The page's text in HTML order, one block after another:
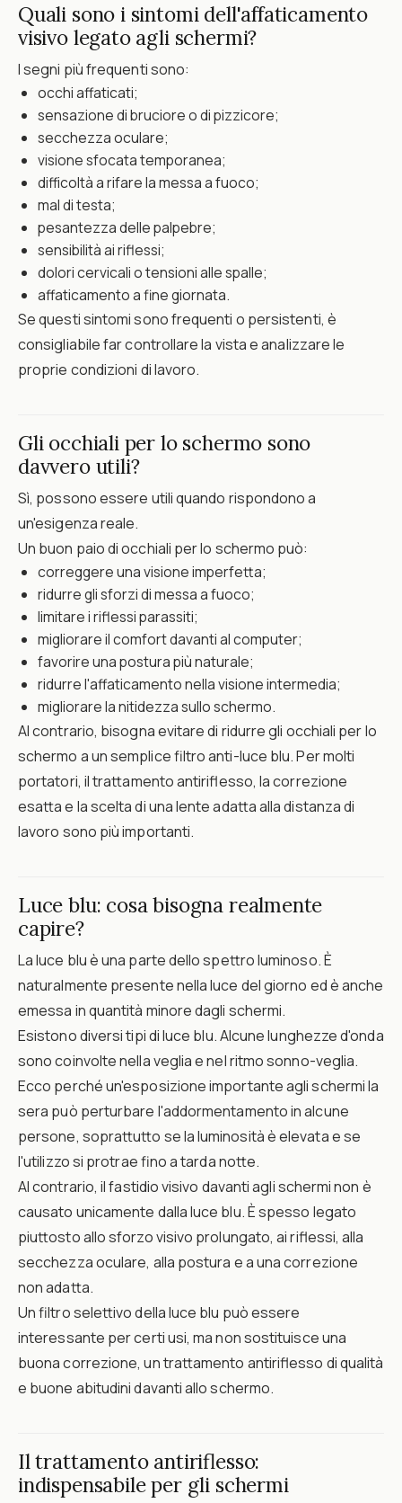
Quali sono i sintomi dell'affaticamento
visivo legato agli schermi?
I segni più frequenti sono:
occhi affaticati;
sensazione di bruciore o di pizzicore;
secchezza oculare;
visione sfocata temporanea;
difficoltà a rifare la messa a fuoco;
mal di testa;
pesantezza delle palpebre;
sensibilità ai riflessi;
dolori cervicali o tensioni alle spalle;
affaticamento a fine giornata.
Se questi sintomi sono frequenti o persistenti, è
consigliabile far controllare la vista e analizzare le
proprie condizioni di lavoro.
Gli occhiali per lo schermo sono
davvero utili?
Sì, possono essere utili quando rispondono a
un'esigenza reale.
Un buon paio di occhiali per lo schermo può:
correggere una visione imperfetta;
ridurre gli sforzi di messa a fuoco;
limitare i riflessi parassiti;
migliorare il comfort davanti al computer;
favorire una postura più naturale;
ridurre l'affaticamento nella visione intermedia;
migliorare la nitidezza sullo schermo.
Al contrario, bisogna evitare di ridurre gli occhiali per lo
schermo a un semplice filtro anti-luce blu. Per molti
portatori, il trattamento antiriflesso, la correzione
esatta e la scelta di una lente adatta alla distanza di
lavoro sono più importanti.
Luce blu: cosa bisogna realmente
capire?
La luce blu è una parte dello spettro luminoso. È
naturalmente presente nella luce del giorno ed è anche
emessa in quantità minore dagli schermi.
Esistono diversi tipi di luce blu. Alcune lunghezze d'onda
sono coinvolte nella veglia e nel ritmo sonno-veglia.
Ecco perché un'esposizione importante agli schermi la
sera può perturbare l'addormentamento in alcune
persone, soprattutto se la luminosità è elevata e se
l'utilizzo si protrae fino a tarda notte.
Al contrario, il fastidio visivo davanti agli schermi non è
causato unicamente dalla luce blu. È spesso legato
piuttosto allo sforzo visivo prolungato, ai riflessi, alla
secchezza oculare, alla postura e a una correzione
non adatta.
Un filtro selettivo della luce blu può essere
interessante per certi usi, ma non sostituisce una
buona correzione, un trattamento antiriflesso di qualità
e buone abitudini davanti allo schermo.
Il trattamento antiriflesso:
indispensabile per gli schermi